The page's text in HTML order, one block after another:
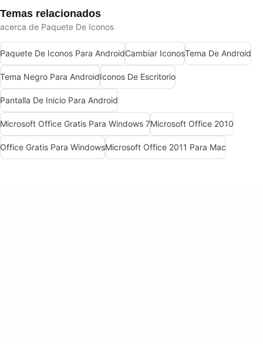
Temas relacionados
acerca de Paquete De Iconos
Paquete De Iconos Para AndroidCambiar IconosTema De Android
Tema Negro Para AndroidIconos De Escritorio
Pantalla De Inicio Para Android
Microsoft Office Gratis Para Windows 7Microsoft Office 2010
Office Gratis Para WindowsMicrosoft Office 2011 Para Mac